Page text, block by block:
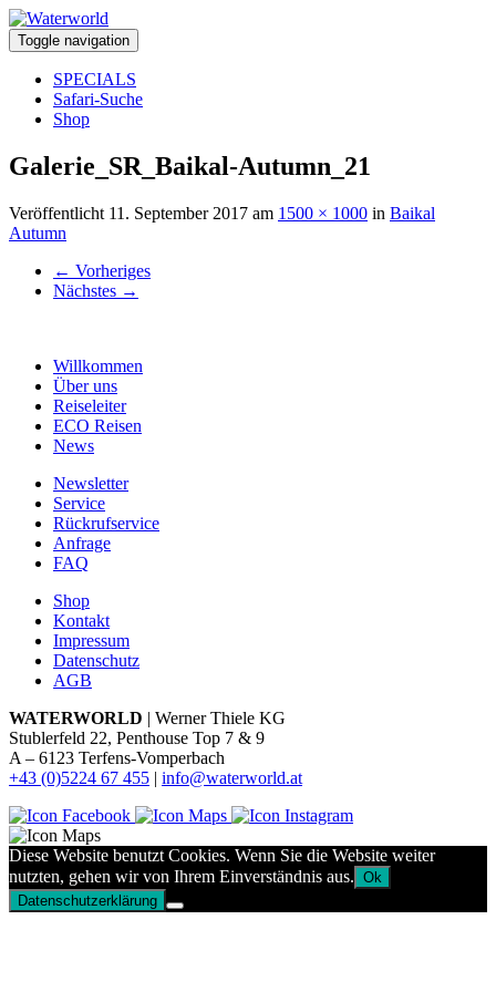
Toggle navigation
SPECIALS
Safari-Suche
Shop
Galerie_SR_Baikal-Autumn_21
Veröffentlicht 11. September 2017 am 1500 × 1000 in Baikal
Autumn
← Vorheriges
Nächstes →
Willkommen
Über uns
Reiseleiter
ECO Reisen
News
Newsletter
Service
Rückrufservice
Anfrage
FAQ
Shop
Kontakt
Impressum
Datenschutz
AGB
WATERWORLD | Werner Thiele KG
Stublerfeld 22, Penthouse Top 7 & 9
A – 6123 Terfens-Vomperbach
+43 (0)5224 67 455 | info@waterworld.at
Diese Website benutzt Cookies. Wenn Sie die Website weiter
nutzten, gehen wir von Ihrem Einverständnis aus. Ok
Datenschutzerklärung